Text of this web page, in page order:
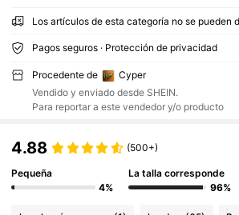
Los artículos de esta categoría no se pueden
Pagos seguros · Protección de privacidad
Procedente de
Cyper
Vendido y enviado desde SHEIN.
Para reportar a este vendedor y/o producto
4.88 (500+)
Pequeña
4%
La talla corresponde
96%